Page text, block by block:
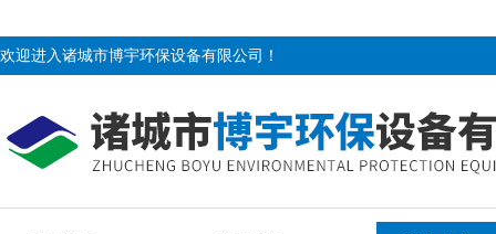
欢迎进入诸城市博宇环保设备有限公司！